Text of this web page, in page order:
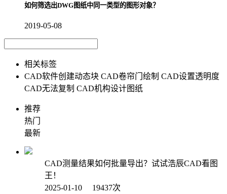
如何筛选出DWG图纸中同一类型的图形对象？
2019-05-08
相关标签
CAD软件创建动态块 CAD卷帘门绘制 CAD设置透明度
CAD无法复制 CAD机构设计图纸
推荐
热门
最新
CAD测量结果如何批量导出？试试浩辰CAD看图
王！
2025-01-10 19437次